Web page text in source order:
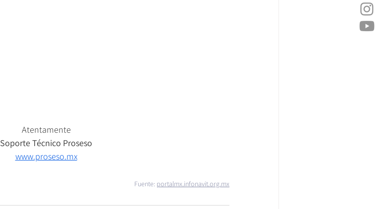
Atentamente
Soporte Técnico Proseso
www.proseso.mx
Fuente: portalmx.infonavit.org.mx